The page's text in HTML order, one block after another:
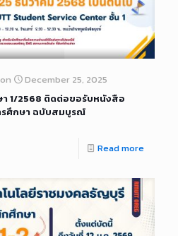
on
December 25, 2025
า 1/2568 ติดต่อขอรับหนังสือ
รศึกษา ฉบับสมบูรณ์
Read more